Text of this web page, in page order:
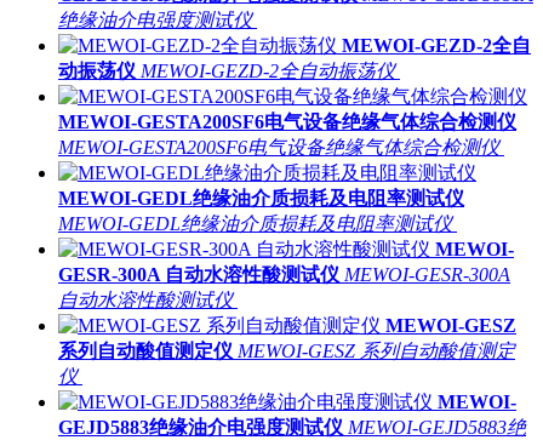
绝缘油介电强度测试仪
MEWOI-GEZD-2全自
动振荡仪 MEWOI-GEZD-2全自动振荡仪
MEWOI-GESTA200SF6电气设备绝缘气体综合检测仪
MEWOI-GESTA200SF6电气设备绝缘气体综合检测仪
MEWOI-GEDL绝缘油介质损耗及电阻率测试仪
MEWOI-GEDL绝缘油介质损耗及电阻率测试仪
MEWOI-
GESR-300A 自动水溶性酸测试仪 MEWOI-GESR-300A
自动水溶性酸测试仪
MEWOI-GESZ
系列自动酸值测定仪 MEWOI-GESZ 系列自动酸值测定
仪
MEWOI-
GEJD5883绝缘油介电强度测试仪 MEWOI-GEJD5883绝